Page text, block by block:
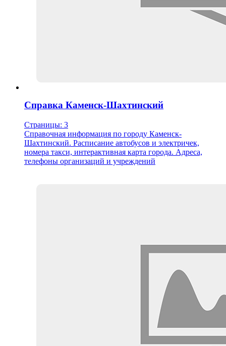
Справка Каменск-Шахтинский
Страницы: 3
Справочная информация по городу Каменск-
Шахтинский. Расписание автобусов и электричек,
номера такси, интерактивная карта города. Адреса,
телефоны организаций и учреждений